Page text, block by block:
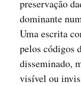
preservação
dominante
Uma escrita
pelos códigos
disseminado,
visível ou